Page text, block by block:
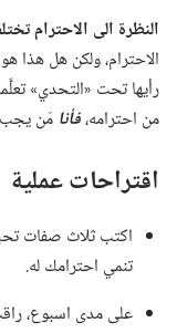
النظرة الى الاحترام
الاحترام،‏ ولكن هل هذا هو
رأيها تحت «التحدي»
من احترامه،‏فأنا مَن يجب
اقتراحات عملية
اكتب ثلاث صفات
تنمي احترامك له.‏
على مدى اسبوع،‏